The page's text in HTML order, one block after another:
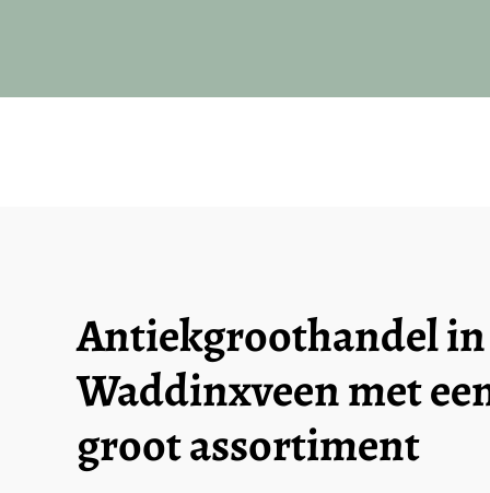
Antiekgroothandel in
Waddinxveen met
groot assortiment